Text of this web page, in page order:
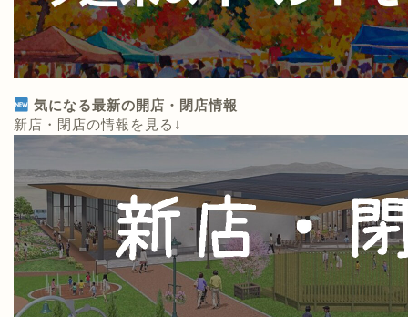
気になる最新の開店・閉店情報
新店・閉店の情報を見る↓